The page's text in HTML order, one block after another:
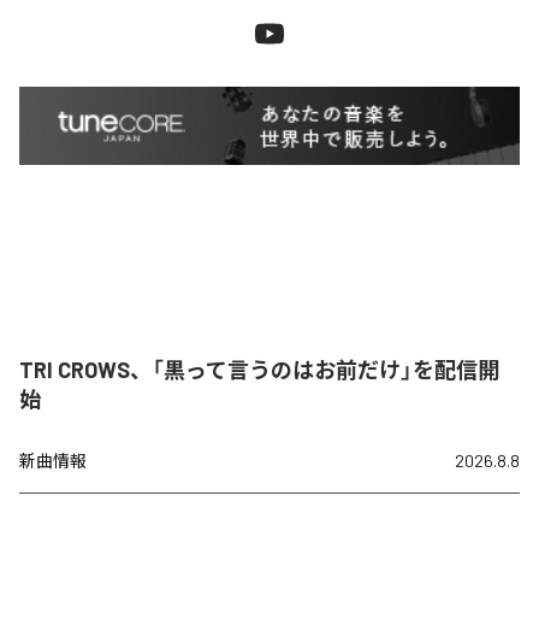
TRI CROWS、「黒って言うのはお前だけ」を配信開
始
新曲情報 2026.8.8